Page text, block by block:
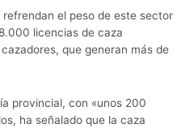
el peso de este sector
licencias de caza
que generan más de
provincial, con «unos 200
ha señalado que la caza